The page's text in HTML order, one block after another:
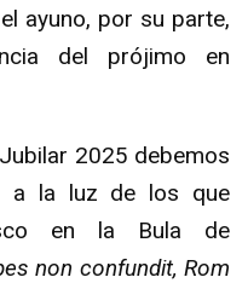
ayuno, por su parte,
del prójimo en
2025 debemos
a la luz de los que
en la Bula de
non confundit, Rom